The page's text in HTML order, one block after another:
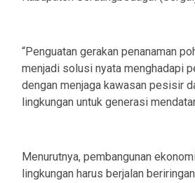
“Penguatan gerakan penanaman
menjadi solusi nyata menghadapi
dengan menjaga kawasan pesisir
lingkungan untuk generasi
Menurutnya, pembangunan
lingkungan harus berjalan